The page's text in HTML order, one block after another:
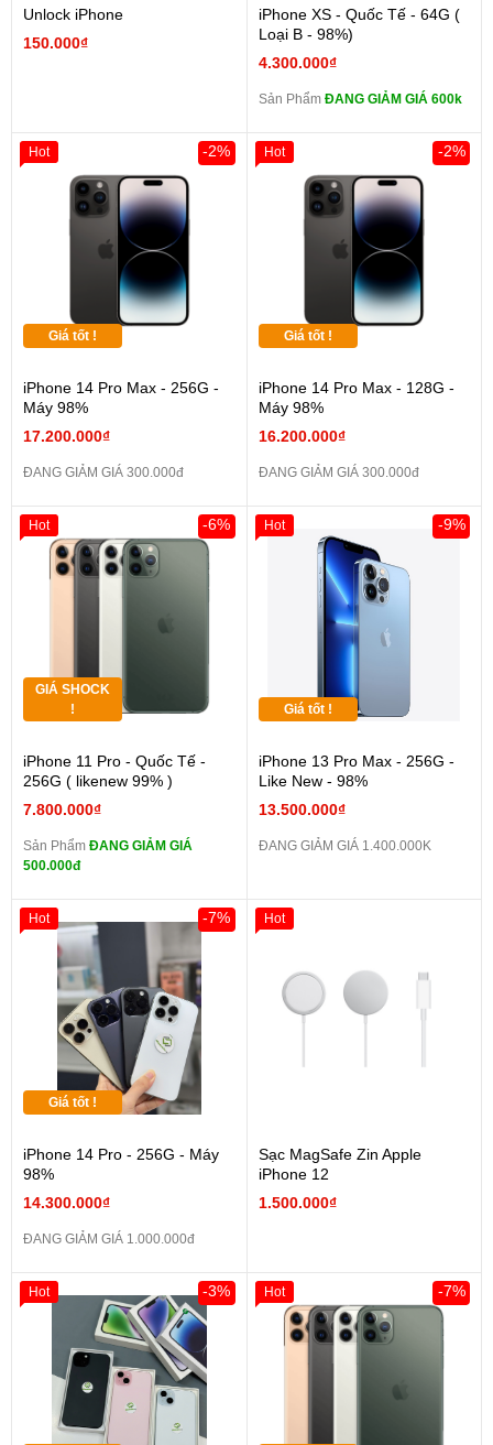
Unlock iPhone
150.000₫
iPhone XS - Quốc Tế - 64G (
Loại B - 98%)
4.300.000₫
Sản Phẩm ĐANG GIẢM GIÁ 600k
Giá tốt !
iPhone 14 Pro Max - 256G -
Máy 98%
17.200.000₫
-2%
ĐANG GIẢM GIÁ 300.000đ
Hot
Giá tốt !
iPhone 14 Pro Max - 128G -
Máy 98%
16.200.000₫
-2%
ĐANG GIẢM GIÁ 300.000đ
Hot
GIÁ SHOCK
!
iPhone 11 Pro - Quốc Tế -
256G ( likenew 99% )
7.800.000₫
-6%
Sản Phẩm ĐANG GIẢM GIÁ
500.000đ
Hot
Giá tốt !
iPhone 13 Pro Max - 256G -
Like New - 98%
13.500.000₫
-9%
ĐANG GIẢM GIÁ 1.400.000K
Hot
Giá tốt !
iPhone 14 Pro - 256G - Máy
98%
14.300.000₫
-7%
ĐANG GIẢM GIÁ 1.000.000đ
Hot
Sạc MagSafe Zin Apple
iPhone 12
1.500.000₫
Hot
-3%
Hot -7%
Hot